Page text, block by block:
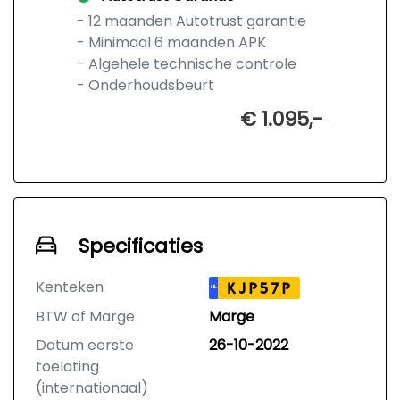
- 12 maanden Autotrust garantie
- Minimaal 6 maanden APK
- Algehele technische controle
- Onderhoudsbeurt
€ 1.095,-
Specificaties
Kenteken NL KJP57P
BTW of Marge
Marge
Datum eerste
toelating
(internationaal)
26-10-2022